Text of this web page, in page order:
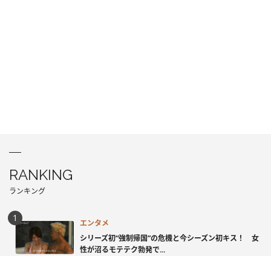
RANKING
ランキング
エンタメ
シリーズ初“強制帰国”の危機と今シーズン初キス！ 女
性が沼るモテテク勃発で...